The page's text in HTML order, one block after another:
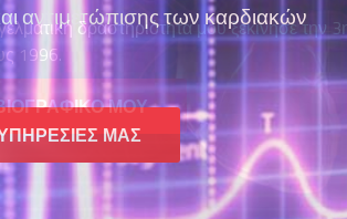
αντιμετώπισης των καρδιακών
ΜΑΣ